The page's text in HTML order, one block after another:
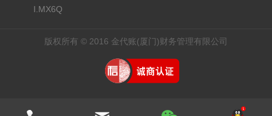
I.MX6Q
版权所有 © 2016 金代账(厦门)财务管理有限公司